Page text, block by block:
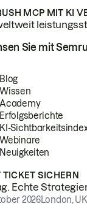
MCP MIT KI
Sie mit
Blog
Wissen
Academy
Erfolgsberichte
KI-
Webinare
Neuigkeiten
TICKET SICHERN
Echte
2026London, UK